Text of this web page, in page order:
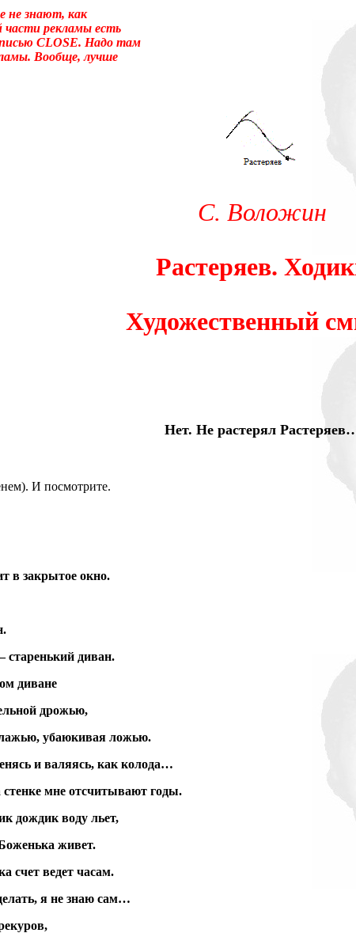
не знают, как
части рекламы есть
CLOSE. Надо там
Вообще, лучше
не отошли от суеты. – Перед вами то, что называется
или сформулировать вопрос о том, что не понятно.Прошу
как надо было писать «сверхсознательный». Так я не
слова «сознание». Оно-то или его аналог (как состояние,
для человека вторая сигнальная система, а не сознание.)
не акцентируя, что оно-то обеспечивает любое
и рожденном замыслом сознания). Я не стану нигде
С. Воложин
Растеряев.
Художественный
Нет. Не растерял
И посмотрите.
в закрытое окно.
старенький диван.
диване
дрожью,
убаюкивая ложью.
и валяясь, как колода…
стенке мне отсчитывают годы.
дождик воду льет,
живет.
счет ведет часам.
я не знаю сам…